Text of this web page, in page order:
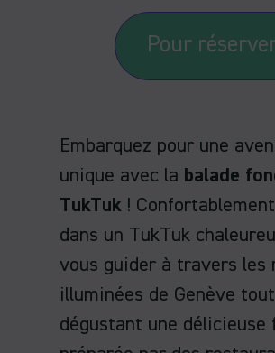
Pour
Embarquez pour une
unique avec la balade
TukTuk !
dans un TukTuk
vous guider à travers les
illuminées de Genève
dégustant une délicieuse